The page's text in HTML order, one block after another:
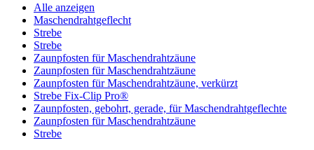
Alle anzeigen
Maschendrahtgeflecht
Strebe
Strebe
Zaunpfosten für Maschendrahtzäune
Zaunpfosten für Maschendrahtzäune
Zaunpfosten für Maschendrahtzäune, verkürzt
Strebe Fix-Clip Pro®
Zaunpfosten, gebohrt, gerade, für Maschendrahtgeflechte
Zaunpfosten für Maschendrahtzäune
Strebe